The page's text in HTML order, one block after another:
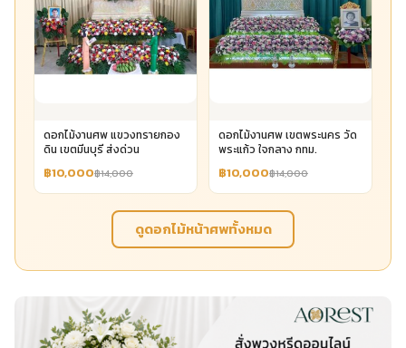
ดอกไม้งานศพ แขวงทรายกอง
ดิน เขตมีนบุรี ส่งด่วน
฿10,000฿14,000
ดอกไม้งานศพ เขตพระนคร วัด
พระแก้ว ใจกลาง กทม.
฿10,000฿14,000
ดูดอกไม้หน้าศพทั้งหมด